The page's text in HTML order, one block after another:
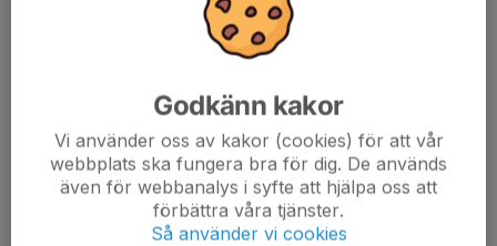
av västar och ackreditering (passerkort)
18:15: Uppvärmning och fördelning av bollhämtare
19.00: Avspark. Bollhämtare på alla sidor av planen. 2
Funktionärer på huvudläktare och 2 på nedre läktare
Efter matchslut: Grattis korv och dryck för alla som
jobbat. Segerfirande
med laget vid seger! Därefter hjälps vi alla åt att städa
och ställa i ordning arenan efter matchen.
Godkänn kakor
Vi använder oss av kakor (cookies) för att vår
webbplats ska fungera bra för dig. De används
även för webbanalys i syfte att hjälpa oss att
förbättra våra tjänster.
Så använder vi cookies